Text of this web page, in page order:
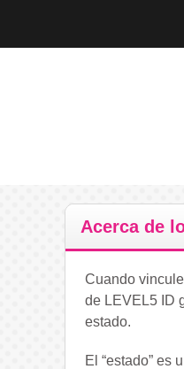
Acerca de
Cuando
de LEVEL5 ID
estado.
El “estado” es